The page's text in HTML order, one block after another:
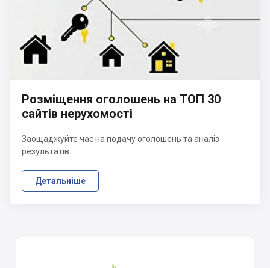
Розміщення оголошень на ТОП 30
сайтів нерухомості
Заощаджуйте час на подачу оголошень та аналіз
результатів
Детальніше